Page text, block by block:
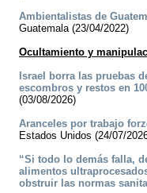
Ambientalistas de
Guatemala (23/04/2022)
Ocultamiento y
Israel borra las pruebas
escombros y restos en
(03/08/2026)
Aranceles por trabajo
Estados Unidos (24/07/
“Si todo lo demás falla,
alimentos
obstruir las normas